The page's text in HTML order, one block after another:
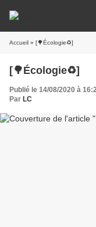
Accueil » [🌳Écologie♻️]
[🌳Écologie♻️]
Publié le 14/08/2020 à
Par LC